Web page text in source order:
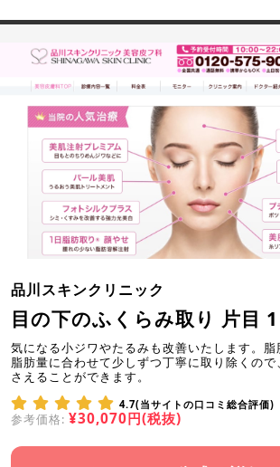
品川スキンクリニック
目の下のふくらみ取り 片目
気になる小ジワやたるみも改善いたします。
脂肪量に合わせて少しずつ丁寧に取り除くの
さえることができます。
4.7(当サイトの口コミ総合評価)
参考価格: ¥30,070円(税抜)